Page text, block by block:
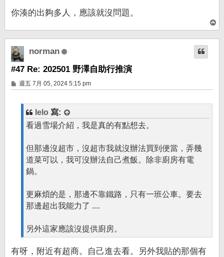
你湊的出夠多人，應該就沒問題。
頂
端
norman
#47 Re: 202501 野澤自助行推演
文
章
週五 7月 05, 2024 5:15 pm
lelo 寫:
看過雪場介紹，我是真的有點想去。
但那邊沒超市，沒超市我就沒辦法買到便當，弄幾
道菜可以，我可沒辦法自己煮飯。除非廚房有電
鍋。
更麻煩的是，那邊不靠鐵路，只有一班公車。要去
那邊超出我能力了 ....
另外這家應該沒提供廚房。
有呀，附近有超商。自己進去看。另外我貼的那個有